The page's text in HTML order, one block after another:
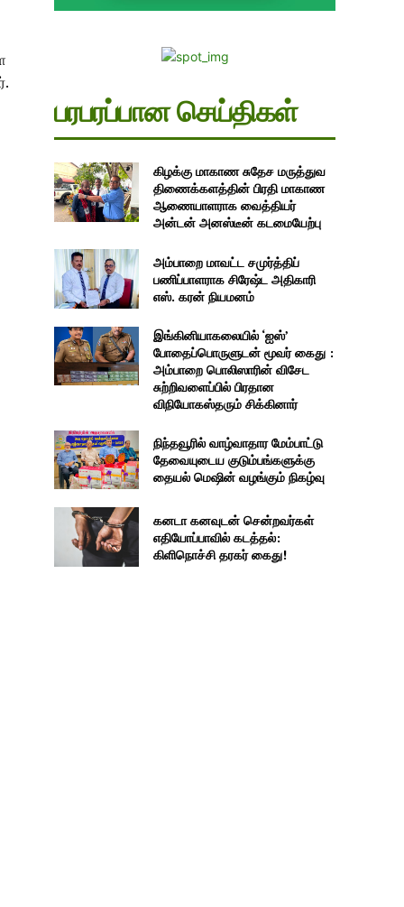
பரபரப்பான செய்திகள்
கிழக்கு மாகாண சுதேச மருத்துவ
திணைக்களத்தின் பிரதி மாகாண
ஆணையாளராக வைத்தியர்
அன்டன் அனஸ்டீன் கடமையேற்பு
அம்பாறை மாவட்ட சமுர்த்திப்
பணிப்பாளராக சிரேஷ்ட அதிகாரி
எஸ். கரன் நியமனம்
இங்கினியாகலையில் ‘ஐஸ்’
போதைப்பொருளுடன் மூவர் கைது :
அம்பாறை பொலிஸாரின் விசேட
சுற்றிவளைப்பில் பிரதான
விநியோகஸ்தரும் சிக்கினார்
நிந்தவூரில் வாழ்வாதார மேம்பாட்டு
தேவையுடைய குடும்பங்களுக்கு
தையல் மெஷின் வழங்கும் நிகழ்வு
கனடா கனவுடன் சென்றவர்கள்
எதியோப்பாவில் கடத்தல்:
கிளிநொச்சி தரகர் கைது!